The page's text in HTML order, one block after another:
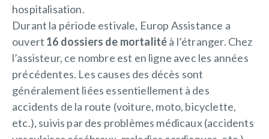
hospitalisation.
Durant la période estivale, Europ Assistance a
ouvert 16 dossiers de mortalitéà l’étranger. Chez
l’assisteur, ce nombre est en ligne avec les années
précédentes. Les causes des décès sont
généralement liées essentiellement à des
accidents de la route (voiture, moto, bicyclette,
etc.), suivis par des problèmes médicaux (accidents